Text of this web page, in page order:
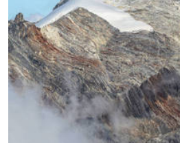
УВЕЛИЧИ